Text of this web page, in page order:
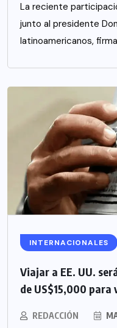
La reciente
junto al presidente
latinoamericanos,
INTERNACIONALES
Viajar a EE. UU.
de US$15,000 para
REDACCIÓN